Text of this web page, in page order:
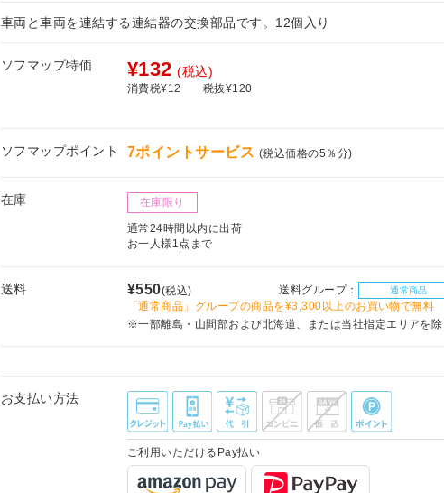
車両と車両を連結する連結器の交換部品です。12個入り
ソフマップ特価 ¥132 (税込)
消費税¥12 税抜¥120
ソフマップポイント 7ポイントサービス (税込価格の5％分)
在庫 在庫限り
通常24時間以内に出荷
お一人様1点まで
送料 ¥550(税込) 送料グループ： 通常商品
「通常商品」グループの商品を¥3,300以上のお買い物で無料
※一部離島・山間部および北海道、または当社指定エリアを除
お支払い方法
ご利用いただけるPay払い